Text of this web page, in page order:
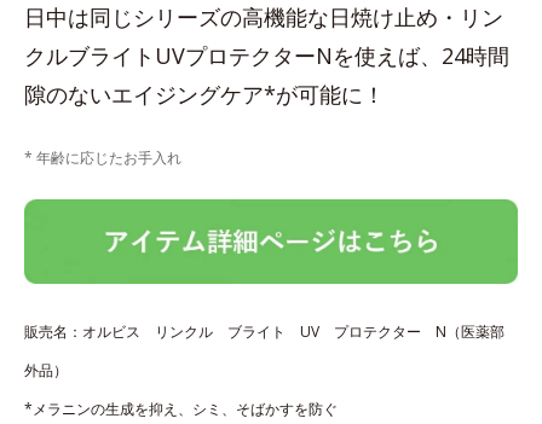
日中は同じシリーズの高機能な日焼け止め・リン
クルブライトUVプロテクターNを使えば、24時間
隙のないエイジングケア*が可能に！
* 年齢に応じたお手入れ
販売名：オルビス リンクル ブライト UV プロテクター N（医薬部
外品）
*メラニンの生成を抑え、シミ、そばかすを防ぐ